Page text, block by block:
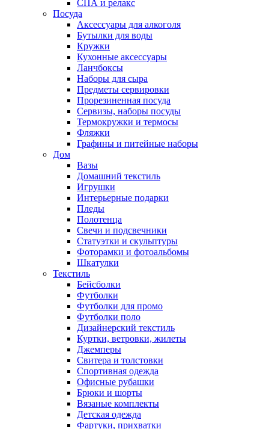
СПА и релакс
Посуда
Аксессуары для алкоголя
Бутылки для воды
Кружки
Кухонные аксессуары
Ланчбоксы
Наборы для сыра
Предметы сервировки
Прорезиненная посуда
Сервизы, наборы посуды
Термокружки и термосы
Фляжки
Графины и питейные наборы
Дом
Вазы
Домашний текстиль
Игрушки
Интерьерные подарки
Пледы
Полотенца
Свечи и подсвечники
Статуэтки и скульптуры
Фоторамки и фотоальбомы
Шкатулки
Текстиль
Бейсболки
Футболки
Футболки для промо
Футболки поло
Дизайнерский текстиль
Куртки, ветровки, жилеты
Джемперы
Свитера и толстовки
Спортивная одежда
Офисные рубашки
Брюки и шорты
Вязаные комплекты
Детская одежда
Фартуки, прихватки